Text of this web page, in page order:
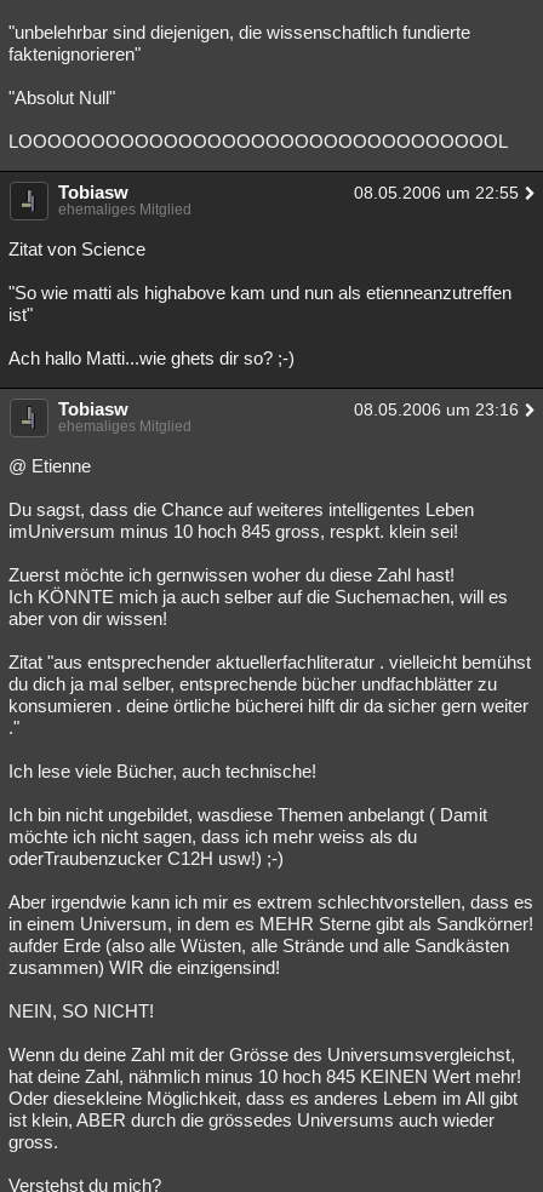
"unbelehrbar sind diejenigen, die wissenschaftlich fundierte
faktenignorieren"
"Absolut Null"
LOOOOOOOOOOOOOOOOOOOOOOOOOOOOOOOOOL
Tobiasw 08.05.2006 um 22:55
ehemaliges Mitglied
Zitat von Science
"So wie matti als highabove kam und nun als etienneanzutreffen
ist"
Ach hallo Matti...wie ghets dir so? ;-)
Tobiasw 08.05.2006 um 23:16
ehemaliges Mitglied
@ Etienne
Du sagst, dass die Chance auf weiteres intelligentes Leben
imUniversum minus 10 hoch 845 gross, respkt. klein sei!
Zuerst möchte ich gernwissen woher du diese Zahl hast!
Ich KÖNNTE mich ja auch selber auf die Suchemachen, will es
aber von dir wissen!
Zitat "aus entsprechender aktuellerfachliteratur . vielleicht bemühst
du dich ja mal selber, entsprechende bücher undfachblätter zu
konsumieren . deine örtliche bücherei hilft dir da sicher gern weiter
."
Ich lese viele Bücher, auch technische!
Ich bin nicht ungebildet, wasdiese Themen anbelangt ( Damit
möchte ich nicht sagen, dass ich mehr weiss als du
oderTraubenzucker C12H usw!) ;-)
Aber irgendwie kann ich mir es extrem schlechtvorstellen, dass es
in einem Universum, in dem es MEHR Sterne gibt als Sandkörner!
aufder Erde (also alle Wüsten, alle Strände und alle Sandkästen
zusammen) WIR die einzigensind!
NEIN, SO NICHT!
Wenn du deine Zahl mit der Grösse des Universumsvergleichst,
hat deine Zahl, nähmlich minus 10 hoch 845 KEINEN Wert mehr!
Oder diesekleine Möglichkeit, dass es anderes Lebem im All gibt
ist klein, ABER durch die grössedes Universums auch wieder
gross.
Verstehst du mich?